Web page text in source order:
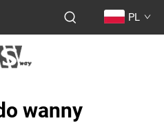
PL
wanny